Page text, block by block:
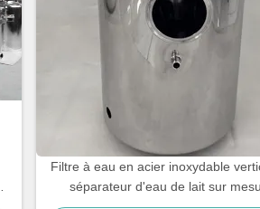
Filtre à eau en acier inoxydable
séparateur d'eau de lait sur